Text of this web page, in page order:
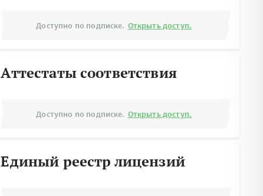
Доступно по подписке. Открыть доступ.
Аттестаты соответствия
Доступно по подписке. Открыть доступ.
Единый реестр лицензий